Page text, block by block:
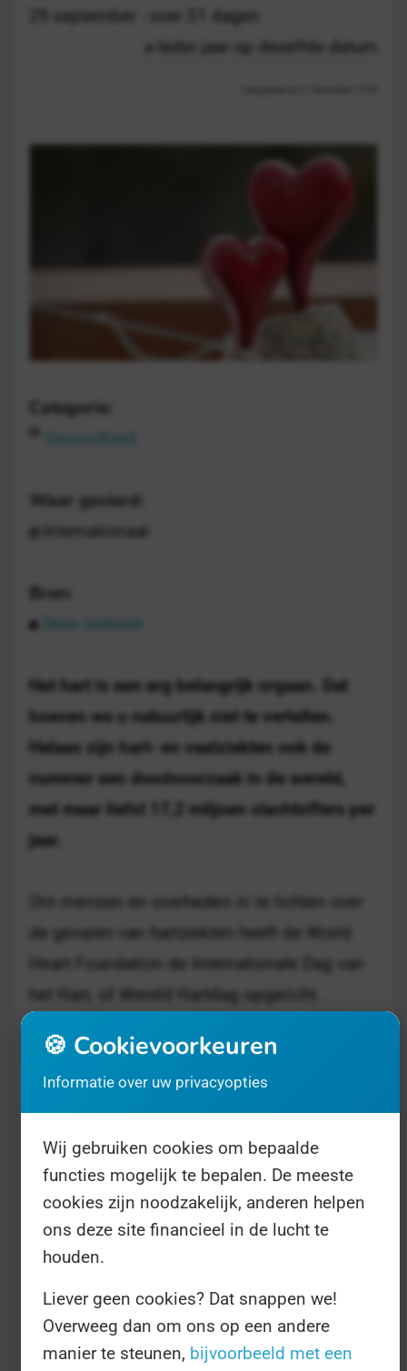
29 september - over 51 dagen
Ieder jaar op dezelfde datum
Categorie:
Waar gevierd:
Internationaal
Bron:
Het hart is een erg belangrijk orgaan. Dat
hoeven we u natuurlijk niet te vertellen.
Helaas zijn hart- en vaatziekten ook de
nummer een doodsoorzaak in de wereld,
met maar liefst 17,2 miljoen slachtoffers per
jaar.
Om mensen en overheden in te lichten over
de gevaren van hartziekten heeft de World
Heart Foundation de Internationale Dag van
het Hart, of Wereld Hartdag opgericht.
september, maar nu gewoon elk jaar op 29
september. Wist u bijvoorbeeld dat 80% van
die 17 miljoen slachtoffers gered had
kunnen worden, hadden zij zich onthouden
van de grootste risicofactoren als roken en
ongezonde voeding? Dat geeft te denken...
de WHF te vinden, maar ook uiteraard op
Wikipedia.
🍪 Cookievoorkeuren
Informatie over uw privacyopties
Wij gebruiken cookies om bepaalde
functies mogelijk te bepalen. De meeste
cookies zijn noodzakelijk, anderen helpen
ons deze site financieel in de lucht te
houden.
Liever geen cookies? Dat snappen we!
Overweeg dan om ons op een andere
manier te steunen, bijvoorbeeld met een